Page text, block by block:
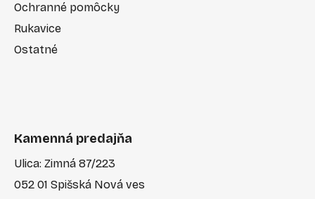
Ochranné pomôcky
Rukavice
Ostatné
Kamenná predajňa
Ulica: Zimná 87/223
052 01 Spišská Nová ves